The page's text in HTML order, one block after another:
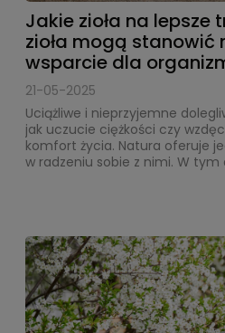
Jakie zioła na lepsze
zioła mogą stanowić
wsparcie dla
21-05-2025
Uciążliwe i nieprzyjemne
jak uczucie ciężkości czy
komfort życia. Natura oferuje
w radzeniu sobie z nimi. W tym